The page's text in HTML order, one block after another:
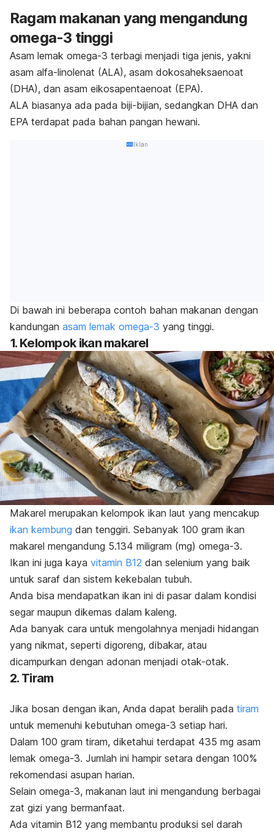
Ragam makanan yang mengandung
omega-3 tinggi
Asam lemak omega-3 terbagi menjadi tiga jenis, yakni
asam alfa-linolenat (ALA), asam dokosaheksaenoat
(DHA), dan asam eikosapentaenoat (EPA).
ALA biasanya ada pada biji-bijian, sedangkan DHA dan
EPA terdapat pada bahan pangan hewani.
Iklan
Di bawah ini beberapa contoh bahan makanan dengan
kandungan asam lemak omega-3 yang tinggi.
1. Kelompok ikan makarel
Makarel merupakan kelompok ikan laut yang mencakup
ikan kembung dan tenggiri. Sebanyak 100 gram ikan
makarel mengandung 5.134 miligram (mg) omega-3.
Ikan ini juga kaya vitamin B12 dan selenium yang baik
untuk saraf dan sistem kekebalan tubuh.
Anda bisa mendapatkan ikan ini di pasar dalam kondisi
segar maupun dikemas dalam kaleng.
Ada banyak cara untuk mengolahnya menjadi hidangan
yang nikmat, seperti digoreng, dibakar, atau
dicampurkan dengan adonan menjadi otak-otak.
2. Tiram
Jika bosan dengan ikan, Anda dapat beralih pada tiram
untuk memenuhi kebutuhan omega-3 setiap hari.
Dalam 100 gram tiram, diketahui terdapat 435 mg asam
lemak omega-3. Jumlah ini hampir setara dengan 100%
rekomendasi asupan harian.
Selain omega-3, makanan laut ini mengandung berbagai
zat gizi yang bermanfaat.
Ada vitamin B12 yang membantu produksi sel darah